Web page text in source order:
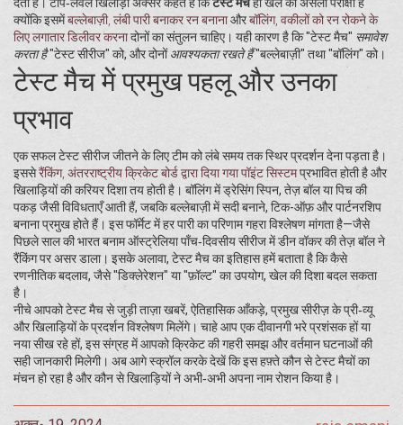
क्योंकि इसमेंबल्लेबाज़ी, लंबी पारी बनाकर रन बनानाऔरबॉलिंग, वकीलों को रन रोकने के
लिए लगातार डिलीवर करनादोनों का संतुलन चाहिए। यही कारण है कि "टेस्ट मैच" समावेश
करता है"टेस्ट सीरीज" को, और दोनोंआवश्यकता रखते हैं"बल्लेबाज़ी" तथा "बॉलिंग" को।
टेस्ट मैच में प्रमुख पहलू और उनका
प्रभाव
एक सफल टेस्ट सीरीज जीतने के लिए टीम को लंबे समय तक स्थिर प्रदर्शन देना पड़ता है।
इससेरैंकिंग, अंतरराष्ट्रीय क्रिकेट बोर्ड द्वारा दिया गया पॉइंट सिस्टमप्रभावित होती है और
खिलाड़ियों की करियर दिशा तय होती है। बॉलिंग में ड्रेसिंग स्पिन, तेज़ बॉल या पिच की
पकड़ जैसी विविधताएँ आती हैं, जबकि बल्लेबाज़ी में सदी बनाने, टिक-ऑफ़ और पार्टनरशिप
बनाना प्रमुख होते हैं। इस फॉर्मेट में हर पारी का परिणाम गहरा विश्लेषण मांगता है—जैसे
पिछले साल की भारत बनाम ऑस्ट्रेलिया पाँच‑दिवसीय सीरीज में डीन वॉकर की तेज़ बॉल ने
रैंकिंग पर असर डाला। इसके अलावा, टेस्ट मैच का इतिहास हमें बताता है कि कैसे
रणनीतिक बदलाव, जैसे "डिक्लेरेशन" या "फ़ॉल्ट" का उपयोग, खेल की दिशा बदल सकता
है।
नीचे आपको टेस्ट मैच से जुड़ी ताज़ा खबरें, ऐतिहासिक आँकड़े, प्रमुख सीरीज़ के प्री‑व्यू
और खिलाड़ियों के प्रदर्शन विश्लेषण मिलेंगे। चाहे आप एक दीवानगी भरे प्रशंसक हों या
नया सीख रहे हों, इस संग्रह में आपको क्रिकेट की गहरी समझ और वर्तमान घटनाओं की
सही जानकारी मिलेगी। अब आगे स्क्रॉल करके देखें कि इस हफ़्ते कौन से टेस्ट मैचों का
मंचन हो रहा है और कौन से खिलाड़ियों ने अभी‑अभी अपना नाम रोशन किया है।